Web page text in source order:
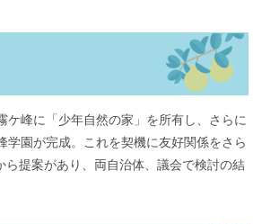
ケ峰に「少年自然の家」を所有し、さらに
学園が完成。これを契機に友好関係をさら
ら提案があり、両自治体、議会で検討の結